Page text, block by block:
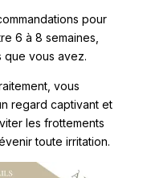
pour
6 à 8 semaines,
que vous avez.
vous
regard captivant et
les frottements
toute irritation.